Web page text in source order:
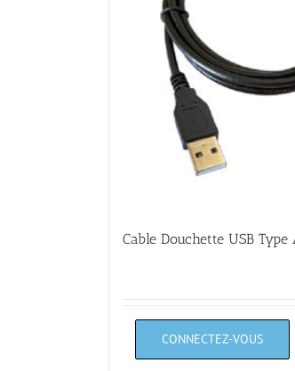
Cable Douchette USB Type